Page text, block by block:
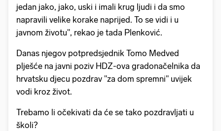
jedan jako, jako, uski i imali krug ljudi i da smo
napravili velike korake naprijed. To se vidi i u
javnom životu", rekao je tada Plenković.
Danas njegov potpredsjednik Tomo Medved
plješće na javni poziv HDZ-ova gradonačelnika da
hrvatsku djecu pozdrav "za dom spremni" uvijek
vodi kroz život.
Trebamo li očekivati da će se tako pozdravljati u
školi?